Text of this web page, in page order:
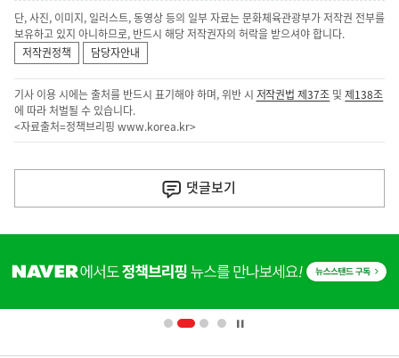
단, 사진, 이미지, 일러스트, 동영상 등의 일부 자료는 문화체육관광부가 저작권 전부를
보유하고 있지 아니하므로, 반드시 해당 저작권자의 허락을 받으셔야 합니다.
저작권정책
담당자안내
기사 이용 시에는 출처를 반드시 표기해야 하며, 위반 시 저작권법 제37조 및제138조
에 따라 처벌될 수 있습니다.
<자료출처=정책브리핑 www.korea.kr>
다
음
기
댓글보기
단